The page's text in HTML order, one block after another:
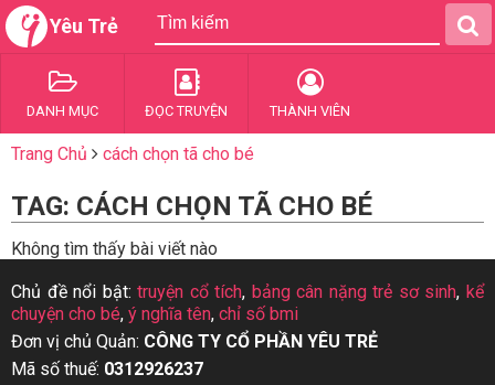
Yêu Trẻ
DANH MỤC ĐỌC TRUYỆN THÀNH VIÊN
Trang Chủ cách chọn tã cho bé
TAG: CÁCH CHỌN TÃ CHO BÉ
Không tìm thấy bài viết nào
Chủ đề nổi bật:truyện cổ tích, bảng cân nặng trẻ sơ sinh,kể
chuyện cho bé, ý nghĩa tên, chỉ số bmi
Đơn vị chủ Quản: CÔNG TY CỔ PHẦN YÊU TRẺ
Mã số thuế: 0312926237